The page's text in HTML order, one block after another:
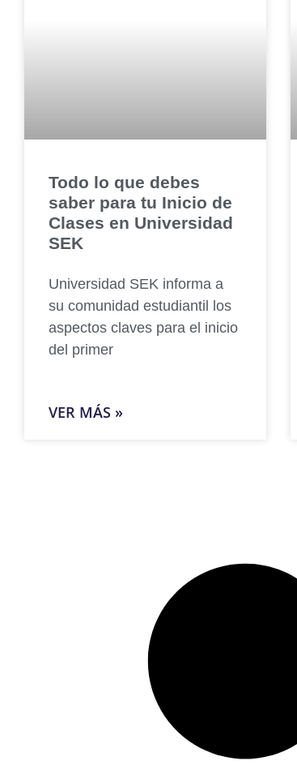
Todo lo que debes
saber para tu Inicio de
Clases en Universidad
SEK
Universidad SEK informa a
su comunidad estudiantil los
aspectos claves para el inicio
del primer
VER MÁS »